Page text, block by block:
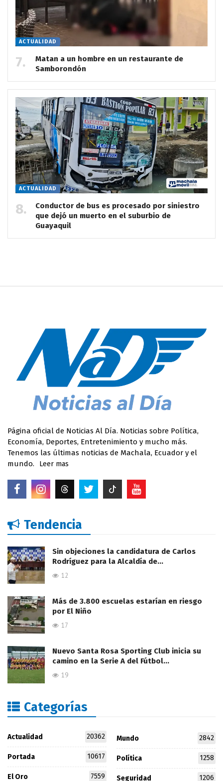
ACTUALIDAD
Matan a un hombre en un restaurante de
Samborondón
ACTUALIDAD
Conductor de bus es procesado por siniestro
que dejó un muerto en el suburbio de
Guayaquil
Página oficial de Noticias Al Día. Noticias sobre Política,
Economía, Deportes, Entretenimiento y mucho más.
Tenemos las últimas noticias de Machala, Ecuador y el
mundo.
Leer mas
Tendencia
Sin objeciones la candidatura de Carlos
Rodríguez para la Alcaldía de…
12
Más de 3.800 escuelas estarían en riesgo
por El Niño
17
Nuevo Santa Rosa Sporting Club inicia su
camino en la Serie A del Fútbol…
19
Categorías
Actualidad 20362
Portada 10617
El Oro 7559
Mundo 2842
Política 1258
Seguridad 1206